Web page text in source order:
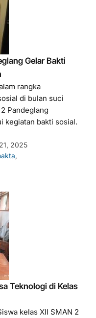
Gelar Bakti
rangka
di bulan suci
Pandeglang
kegiatan bakti sosial.
2025
,
Teknologi di Kelas
kelas XII SMAN 2